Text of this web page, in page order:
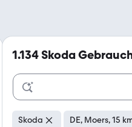
1.134 Skoda
Skoda DE, Moers, 15